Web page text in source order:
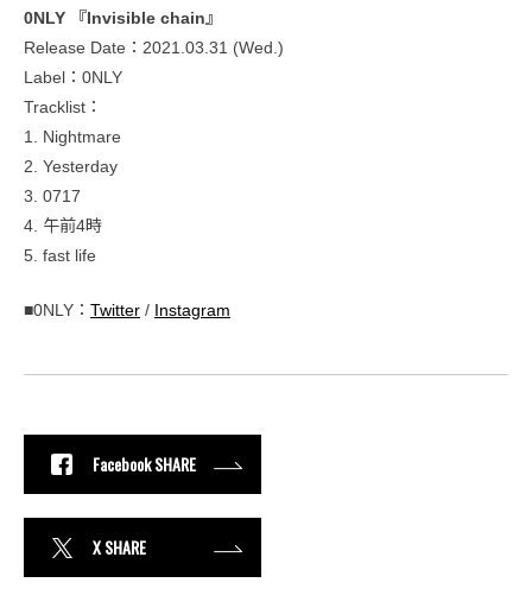
0NLY 『Invisible chain』
Release Date：2021.03.31 (Wed.)
Label：0NLY
Tracklist：
1. Nightmare
2. Yesterday
3. 0717
4. 午前4時
5. fast life
■0NLY： Twitter / Instagram
Facebook SHARE
X SHARE